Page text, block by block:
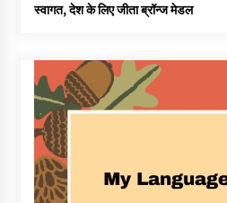
स्वागत, देश के लिए जीता ब्रॉन्ज मेडल